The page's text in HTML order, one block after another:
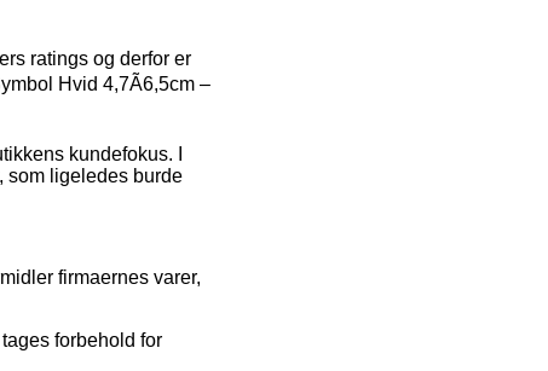
ratings og derfor er
Hvid 4,7Ã6,5cm –
kundefokus. I
som ligeledes burde
firmaernes varer,
forbehold for